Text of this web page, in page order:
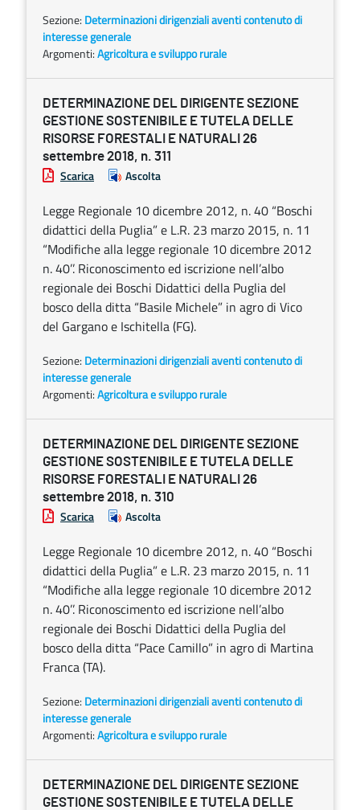
Sezione: Determinazioni dirigenziali aventi contenuto di
interesse generale
Argomenti:Agricoltura e sviluppo rurale
DETERMINAZIONE DEL DIRIGENTE SEZIONE
GESTIONE SOSTENIBILE E TUTELA DELLE
RISORSE FORESTALI E NATURALI 26
settembre 2018, n. 311
Scarica Ascolta
Legge Regionale 10 dicembre 2012, n. 40 “Boschi
didattici della Puglia” e L.R. 23 marzo 2015, n. 11
“Modifiche alla legge regionale 10 dicembre 2012
n. 40’’. Riconoscimento ed iscrizione nell’albo
regionale dei Boschi Didattici della Puglia del
bosco della ditta “Basile Michele” in agro di Vico
del Gargano e Ischitella (FG).
Sezione: Determinazioni dirigenziali aventi contenuto di
interesse generale
Argomenti:Agricoltura e sviluppo rurale
DETERMINAZIONE DEL DIRIGENTE SEZIONE
GESTIONE SOSTENIBILE E TUTELA DELLE
RISORSE FORESTALI E NATURALI 26
settembre 2018, n. 310
Scarica Ascolta
Legge Regionale 10 dicembre 2012, n. 40 “Boschi
didattici della Puglia” e L.R. 23 marzo 2015, n. 11
“Modifiche alla legge regionale 10 dicembre 2012
n. 40’’. Riconoscimento ed iscrizione nell’albo
regionale dei Boschi Didattici della Puglia del
bosco della ditta “Pace Camillo” in agro di Martina
Franca (TA).
Sezione: Determinazioni dirigenziali aventi contenuto di
interesse generale
Argomenti:Agricoltura e sviluppo rurale
DETERMINAZIONE DEL DIRIGENTE SEZIONE
GESTIONE SOSTENIBILE E TUTELA DELLE